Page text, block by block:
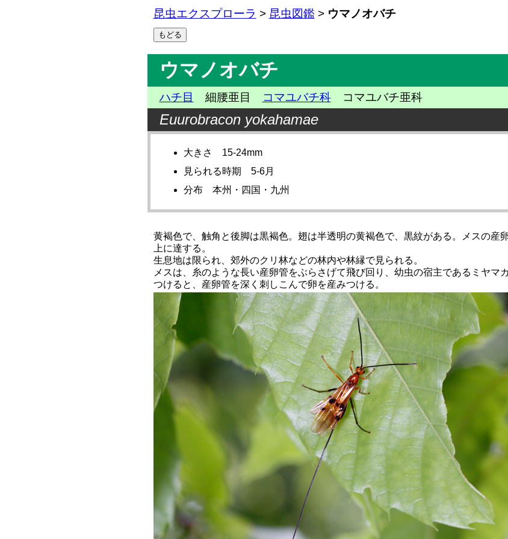
昆虫エクスプローラ > 昆虫図鑑> ウマノオバチ
ウマノオバチ
ハチ目 細腰亜目 コマユバチ科コマユバチ亜科
Euurobracon yokahamae
大きさ 15-24mm
見られる時期 5-6月
分布 本州・四国・九州
黄褐色で、触角と後脚は黒褐色。翅は半透明の黄褐色で、黒紋がある。メスの産
上に達する。
生息地は限られ、郊外のクリ林などの林内や林縁で見られる。
メスは、糸のような長い産卵管をぶらさげて飛び回り、幼虫の宿主であるミヤマ
つけると、産卵管を深く刺しこんで卵を産みつける。